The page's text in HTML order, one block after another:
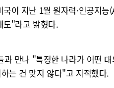
이 지난 1월 원자력·인공지
도"라고 밝혔다.
과 만나 "특정한 나라가 어떤
는 건 맞지 않다"고 지적했다.